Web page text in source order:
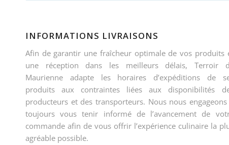
INFORMATIONS LIVRAISONS
Afin de garantir une fraîcheur optimale de vos produits
une réception dans les meilleurs délais, Terroir
Maurienne adapte les horaires d’expéditions de
produits aux contraintes liées aux disponibilités
producteurs et des transporteurs. Nous nous engageons
toujours vous tenir informé de l’avancement de
commande afin de vous offrir l’expérience culinaire la
agréable possible.